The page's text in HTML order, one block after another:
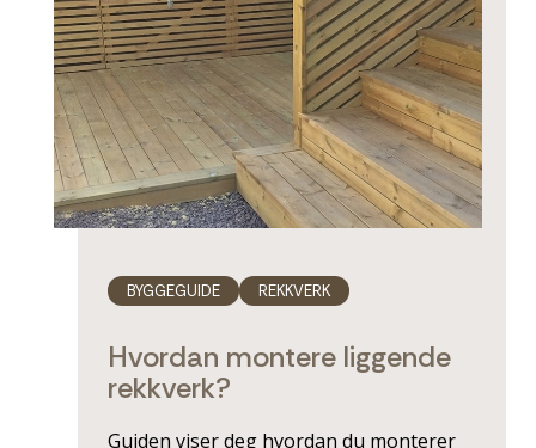
BYGGEGUIDE REKKVERK
Hvordan montere liggende
rekkverk?
Guiden viser deg hvordan du monterer